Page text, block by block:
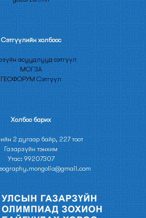
Сэтгүүлийн холбоос
асуудлууд сэтгүүл
МОГЗА
ГЕОФОРУМ Сэтгүүл
Холбоо барих
2 дугаар байр, 227 тоот
Газарзүйн тэнхим
Утас: 99207307